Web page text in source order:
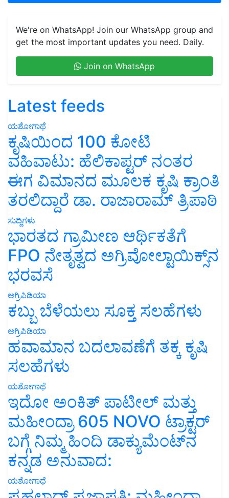
We're on WhatsApp! Join our WhatsApp group and
get the most important updates you need. Daily.
Join on WhatsApp
Latest feeds
ಯಶೋಗಾಥೆ
ಕೃಷಿಯಿಂದ 100 ಕೋಟಿ
ವಹಿವಾಟು: ಹೆಲಿಕಾಪ್ಟರ್ ನಂತರ
ಈಗ ವಿಮಾನದ ಮೂಲಕ ಕೃಷಿ ಕ್ರಾಂತಿ
ತರಲಿದ್ದಾರೆ ಡಾ. ರಾಜಾರಾಮ್ ತ್ರಿಪಾಠಿ
ಸುದ್ದಿಗಳು
ಭಾರತದ ಗ್ರಾಮೀಣ ಆರ್ಥಿಕತೆಗೆ
FPO ನೇತೃತ್ವದ ಅಗ್ರಿವೋಲ್ಟಾಯಿಕ್ಸ್‌ನ
ಭರವಸೆ
ಅಗ್ರಿಪಿಡಿಯಾ
ಕಬ್ಬು ಬೆಳೆಯಲು ಸೂಕ್ತ ಸಲಹೆಗಳು
ಅಗ್ರಿಪಿಡಿಯಾ
ಹವಾಮಾನ ಬದಲಾವಣೆಗೆ ತಕ್ಕ ಕೃಷಿ
ಸಲಹೆಗಳು
ಯಶೋಗಾಥೆ
ಇದೋ ಅಂಕಿತ್ ಪಾಟೀಲ್ ಮತ್ತು
ಮಹೀಂದ್ರಾ 605 NOVO ಟ್ರಾಕ್ಟರ್
ಬಗ್ಗೆ ನಿಮ್ಮ ಹಿಂದಿ ಡಾಕ್ಯುಮೆಂಟ್‌ನ
ಕನ್ನಡ ಅನುವಾದ:
ಯಶೋಗಾಥೆ